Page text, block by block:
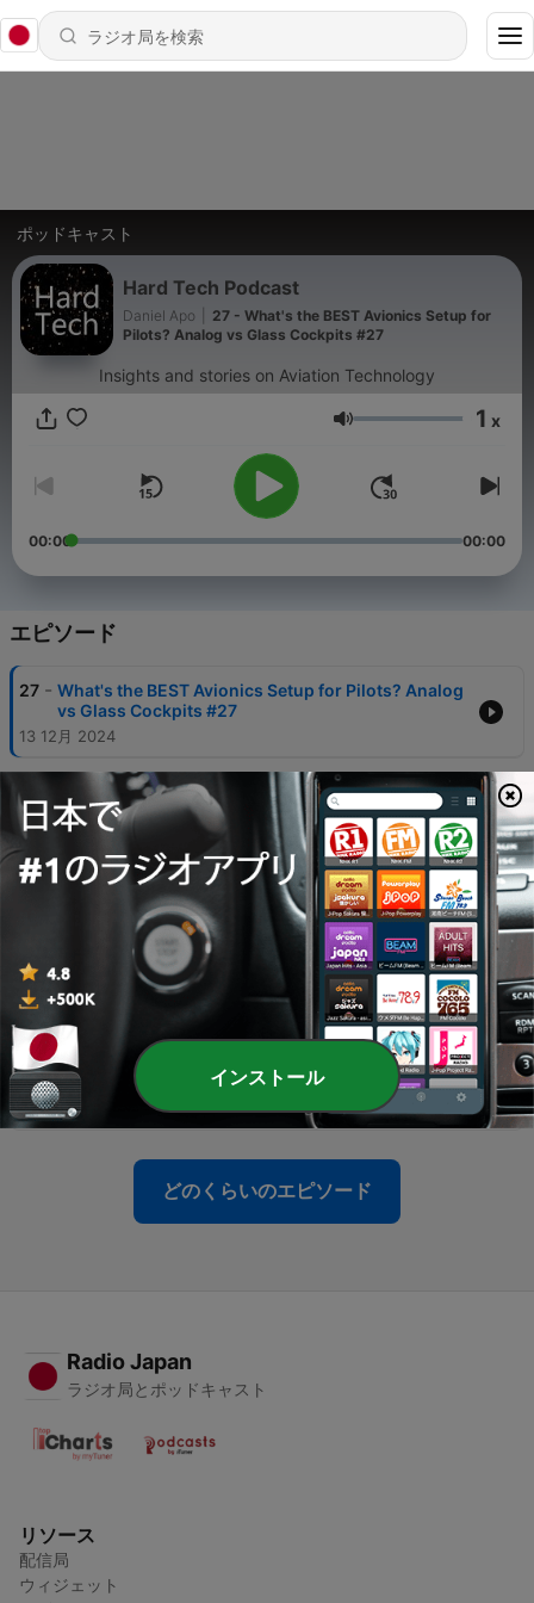
ポッドキャスト
Hard Tech Podcast
Daniel Apo
27 - What's the BEST Avionics Setup for
Pilots? Analog vs Glass Cockpits #27
Insights and stories on Aviation Technology
音量 1 x
00:00 00:00
エピソード
27 - What's the BEST Avionics Setup for Pilots? Analog
vs Glass Cockpits #27
13 12月 2024
TC-12B Huron: The Forgotten Legend of Pima Air &
Space Museum #26
15 11月 2024
25
How This Pilot Survived The Longest Solo Flight
EVER! Solar Impulse 2 #25
24 - Can We Electrify Aviation? Electric vs Fuel Planes
#24
04 10月 2024
23 - A Brief History of Nuclear Energy: From
Destruction To Powering AI #23
15 9月 2024
どのくらいのエピソード
Radio Japan
ラジオ局とポッドキャスト
リソース
配信局
ウィジェット
インストール